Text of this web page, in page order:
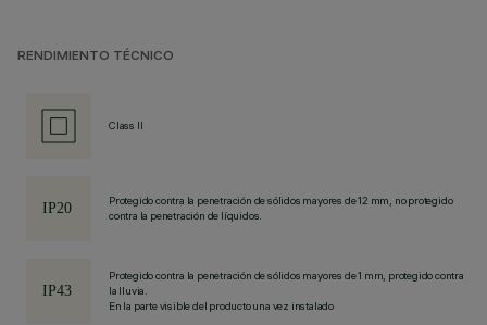
RENDIMIENTO TÉCNICO
Class II
Protegido contra la penetración de sólidos mayores de 12 mm, no protegido
contra la penetración de líquidos.
Protegido contra la penetración de sólidos mayores de 1 mm, protegido contra
la lluvia.
En la parte visible del producto una vez instalado